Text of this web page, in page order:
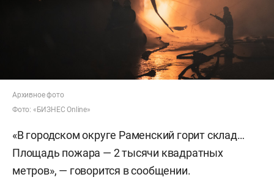
Архивное фото
Фото: «БИЗНЕС Online»
«В городском округе Раменский горит склад…
Площадь пожара — 2 тысячи квадратных
метров», — говорится в сообщении.